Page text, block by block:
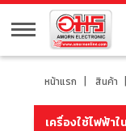
หน้าแรก สินค้า
เครื่องใช้ไฟฟ้าใ